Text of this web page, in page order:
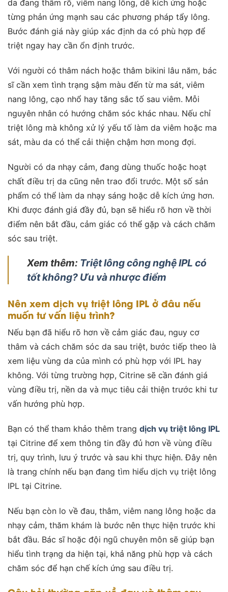
da đang thâm rõ, viêm nang lông, dễ kích ứng hoặc
từng phản ứng mạnh sau các phương pháp tẩy lông.
Bước đánh giá này giúp xác định da có phù hợp để
triệt ngay hay cần ổn định trước.
Với người có thâm nách hoặc thâm bikini lâu năm, bác
sĩ cần xem tình trạng sậm màu đến từ ma sát, viêm
nang lông, cạo nhổ hay tăng sắc tố sau viêm. Mỗi
nguyên nhân có hướng chăm sóc khác nhau. Nếu chỉ
triệt lông mà không xử lý yếu tố làm da viêm hoặc ma
sát, màu da có thể cải thiện chậm hơn mong đợi.
Người có da nhạy cảm, đang dùng thuốc hoặc hoạt
chất điều trị da cũng nên trao đổi trước. Một số sản
phẩm có thể làm da nhạy sáng hoặc dễ kích ứng hơn.
Khi được đánh giá đầy đủ, bạn sẽ hiểu rõ hơn về thời
điểm nên bắt đầu, cảm giác có thể gặp và cách chăm
sóc sau triệt.
Xem thêm: Triệt lông công nghệ IPL có
tốt không? Ưu và nhược điểm
Nên xem dịch vụ triệt lông IPL ở đâu nếu
muốn tư vấn liệu trình?
Nếu bạn đã hiểu rõ hơn về cảm giác đau, nguy cơ
thâm và cách chăm sóc da sau triệt, bước tiếp theo là
xem liệu vùng da của mình có phù hợp với IPL hay
không. Với từng trường hợp, Citrine sẽ cần đánh giá
vùng điều trị, nền da và mục tiêu cải thiện trước khi tư
vấn hướng phù hợp.
Bạn có thể tham khảo thêm trang dịch vụ triệt lông IPL
tại Citrine để xem thông tin đầy đủ hơn về vùng điều
trị, quy trình, lưu ý trước và sau khi thực hiện. Đây nên
là trang chính nếu bạn đang tìm hiểu dịch vụ triệt lông
IPL tại Citrine.
Nếu bạn còn lo về đau, thâm, viêm nang lông hoặc da
nhạy cảm, thăm khám là bước nên thực hiện trước khi
bắt đầu. Bác sĩ hoặc đội ngũ chuyên môn sẽ giúp bạn
hiểu tình trạng da hiện tại, khả năng phù hợp và cách
chăm sóc để hạn chế kích ứng sau điều trị.